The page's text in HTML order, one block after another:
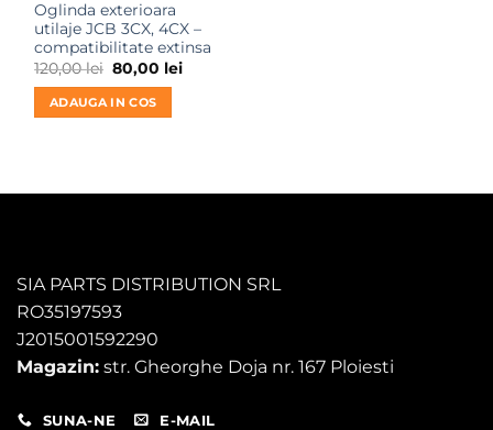
Oglinda exterioara
utilaje JCB 3CX, 4CX –
compatibilitate extinsa
120,00lei Prețul
inițial
a
fost:
120,00 lei.
80,00 leiPrețul
ADAUGA IN COS
SIA PARTS DISTRIBUTION SRL
RO35197593
J2015001592290
Magazin: str. Gheorghe Doja nr. 167 Ploiesti
SUNA-NE E-MAIL